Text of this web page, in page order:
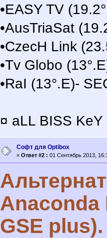
•EASY TV
•AusTriaSat
•CzecH Link
•Tv Globo
•RaI (13°.E)-
¤ aLL BISS KeY
Софт для Optibox
« Ответ #2 : 01 Сентябрь 2013,
Anaconda
GSE plus).